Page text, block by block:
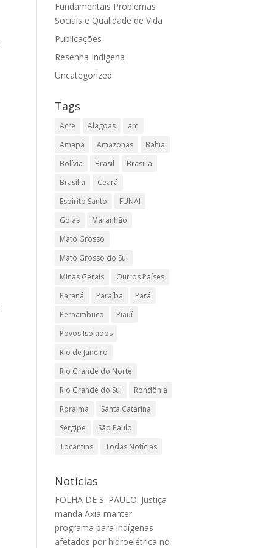
Fundamentais Problemas
Sociais e Qualidade de Vida
Publicações
Resenha Indígena
Uncategorized
Tags
Acre Alagoas
am
Amapá
Amazonas
Bahia
Bolívia
Brasil
Brasilia
Brasília
Ceará
Espírito Santo
FUNAI
Goiás
Maranhão
Mato Grosso
Mato Grosso do Sul
Minas Gerais
Outros Países
Paraná
Paraíba
Pará
Pernambuco
Piauí
Povos Isolados
Rio de Janeiro
Rio Grande do Norte
Rio Grande do Sul
Rondônia
Roraima
Santa Catarina
Sergipe
São Paulo
Tocantins
Todas Notícias
Notícias
FOLHA DE S. PAULO: Justiça
manda Axia manter
programa para indígenas
afetados por hidroelétrica no